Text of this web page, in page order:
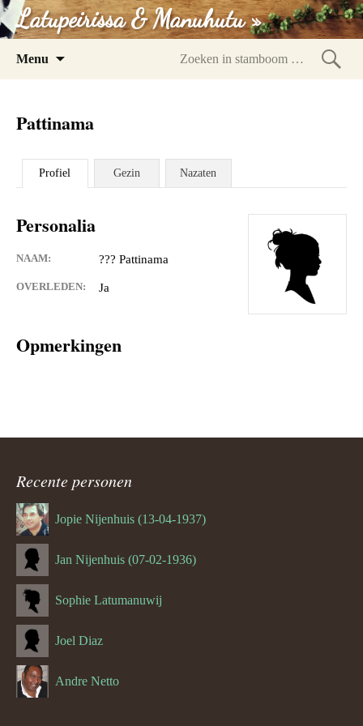
Latupeirissa & Manuhutu »
Menu
Pattinama
Profiel Gezin Nazaten
Personalia
NAAM: ??? Pattinama
OVERLEDEN: Ja
Opmerkingen
Recente personen
Jopie Nijenhuis (13-04-1937)
Jan Nijenhuis (07-02-1936)
Sophie Latumanuwij
Joel Diaz
Andre Netto